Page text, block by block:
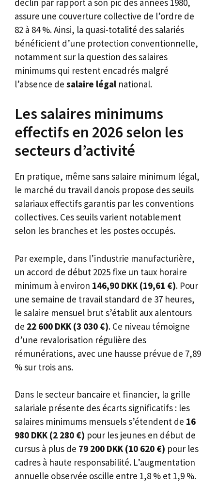
déclin par rapport à son pic des années 1980,
assure une couverture collective de l’ordre de
82 à 84 %. Ainsi, la quasi-totalité des salariés
bénéficient d’une protection conventionnelle,
notamment sur la question des salaires
minimums qui restent encadrés malgré
l’absence de salaire légal national.
Les salaires minimums
effectifs en 2026 selon les
secteurs d’activité
En pratique, même sans salaire minimum légal,
le marché du travail danois propose des seuils
salariaux effectifs garantis par les conventions
collectives. Ces seuils varient notablement
selon les branches et les postes occupés.
Par exemple, dans l’industrie manufacturière,
un accord de début 2025 fixe un taux horaire
minimum à environ 146,90 DKK (19,61 €). Pour
une semaine de travail standard de 37 heures,
le salaire mensuel brut s’établit aux alentours
de 22 600 DKK (3 030 €). Ce niveau témoigne
d’une revalorisation régulière des
rémunérations, avec une hausse prévue de 7,89
% sur trois ans.
Dans le secteur bancaire et financier, la grille
salariale présente des écarts significatifs : les
salaires minimums mensuels s’étendent de 16
980 DKK (2 280 €) pour les jeunes en début de
cursus à plus de 79 200 DKK (10 620 €) pour les
cadres à haute responsabilité. L’augmentation
annuelle observée oscille entre 1,8 % et 1,9 %.